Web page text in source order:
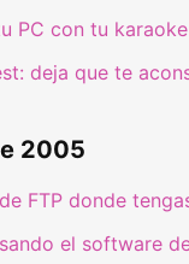
PC con tu karaoke
deja que te
2005
FTP donde
el software